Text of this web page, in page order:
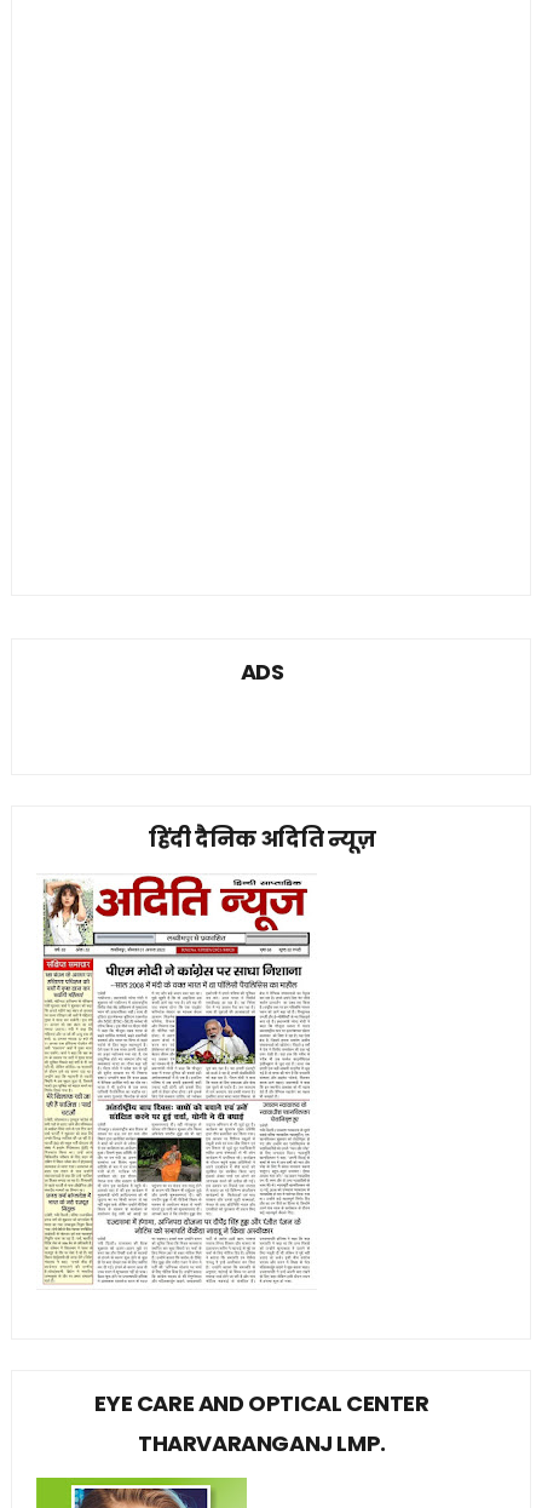
ADS
हिंदी दैनिक अदिति न्यूज़
EYE CARE AND OPTICAL CENTER
THARVARANGANJ LMP.